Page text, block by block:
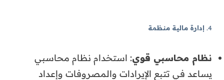
4. إدارة مالية منظمة
نظام محاسبي قوي: استخدام نظام محاسبي
يساعد في تتبع الإيرادات والمصروفات وإعداد